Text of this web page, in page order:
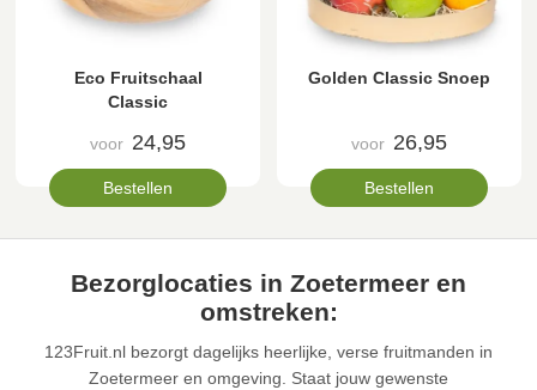
Eco Fruitschaal
Classic
voor 24,95
Bestellen
Golden Classic Snoep
voor 26,95
Bestellen
Bezorglocaties in Zoetermeer en
omstreken:
123Fruit.nl bezorgt dagelijks heerlijke, verse fruitmanden in
Zoetermeer en omgeving. Staat jouw gewenste